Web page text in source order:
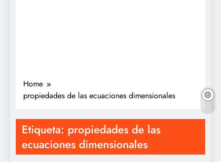
Home
propiedades de las ecuaciones dimensionales
Etiqueta: propiedades de las
ecuaciones dimensionales